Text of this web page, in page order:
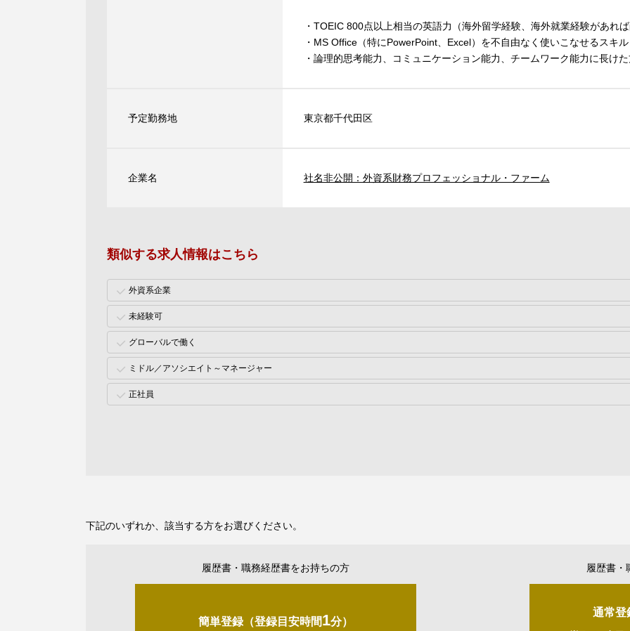
・TOEIC 800点以上相当の英語力（海外留学経験、海外就業経験があれば
・MS Office（特にPowerPoint、Excel）を不自由なく使いこなせるスキル
・論理的思考能力、コミュニケーション能力、チームワーク能力に長け
予定勤務地 東京都千代田区
企業名 社名非公開：外資系財務プロフェッショナル・ファーム
類似する求人情報はこちら
外資系企業
未経験可
グローバルで働く
ミドル／アソシエイト～マネージャー
正社員
下記のいずれか、該当する方をお選びください。
履歴書・職務経歴書をお持ちの方
簡単登録（登録目安時間1分）
履歴書・
通常登